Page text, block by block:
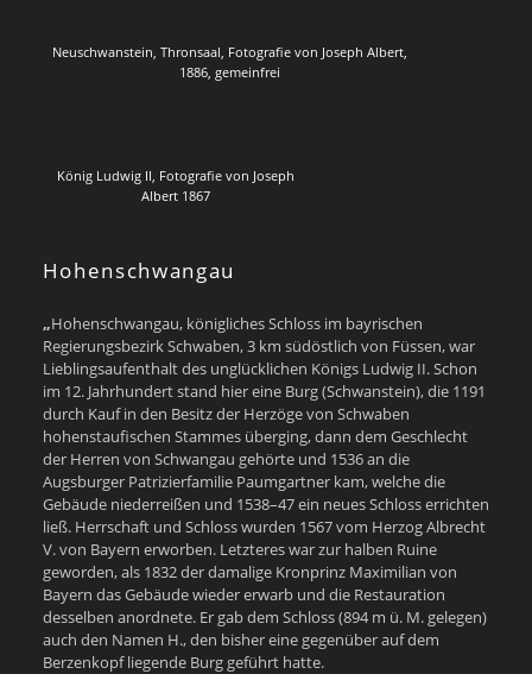
Neuschwanstein, Thronsaal, Fotografie von Joseph Albert,
1886, gemeinfrei
König Ludwig II, Fotografie von Joseph
Albert 1867
Hohenschwangau
„Hohenschwangau, königliches Schloss im bayrischen
Regierungsbezirk Schwaben, 3 km südöstlich von Füssen, war
Lieblingsaufenthalt des unglücklichen Königs Ludwig II. Schon
im 12. Jahrhundert stand hier eine Burg (Schwanstein), die 1191
durch Kauf in den Besitz der Herzöge von Schwaben
hohenstaufischen Stammes überging, dann dem Geschlecht
der Herren von Schwangau gehörte und 1536 an die
Augsburger Patrizierfamilie Paumgartner kam, welche die
Gebäude niederreißen und 1538–47 ein neues Schloss errichten
ließ. Herrschaft und Schloss wurden 1567 vom Herzog Albrecht
V. von Bayern erworben. Letzteres war zur halben Ruine
geworden, als 1832 der damalige Kronprinz Maximilian von
Bayern das Gebäude wieder erwarb und die Restauration
desselben anordnete. Er gab dem Schloss (894 m ü. M. gelegen)
auch den Namen H., den bisher eine gegenüber auf dem
Berzenkopf liegende Burg geführt hatte.